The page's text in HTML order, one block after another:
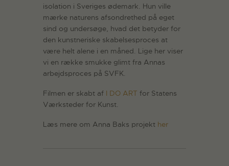
isolation i Sveriges ødemark. Hun ville
mærke naturens afsondrethed på eget
sind og undersøge, hvad det betyder for
den kunstneriske skabelsesproces at
være helt alene i en måned. Lige her viser
vi en række smukke glimt fra Annas
arbejdsproces på SVFK.
Filmen er skabt af I DO ART for Statens
Værksteder for Kunst.
Læs mere om Anna Baks projekt her